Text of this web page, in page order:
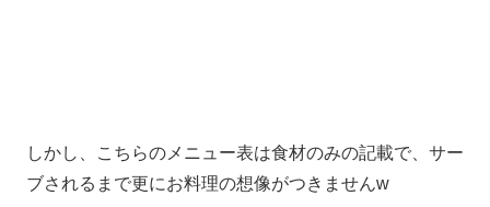
しかし、こちらのメニュー表は食材のみの記載で、サー
ブされるまで更にお料理の想像がつきませんw